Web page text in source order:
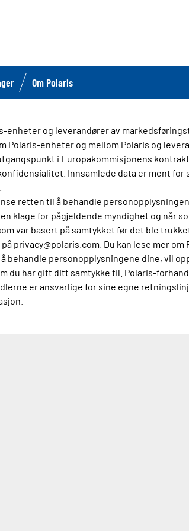
Om Polaris
enheter og leverandører av
Polaris-enheter og mellom Polaris og
i Europakommisjonens
Innsamlede data er ment for
retten til å behandle
klage for pågjeldende myndighet og når
var basert på samtykket før det ble
privacy@polaris.com. Du kan lese mer om
personopplysningene dine, vil
du har gitt ditt samtykke til. Polaris-
er ansvarlige for sine egne